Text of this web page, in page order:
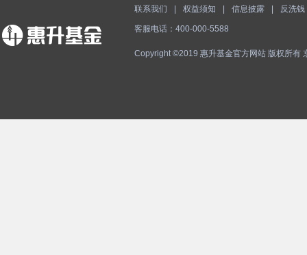
联系我们 权益须知 信息披露 反洗钱
客服电话：400-000-5588
Copyright ©2019 惠升基金官方网站 版权所有